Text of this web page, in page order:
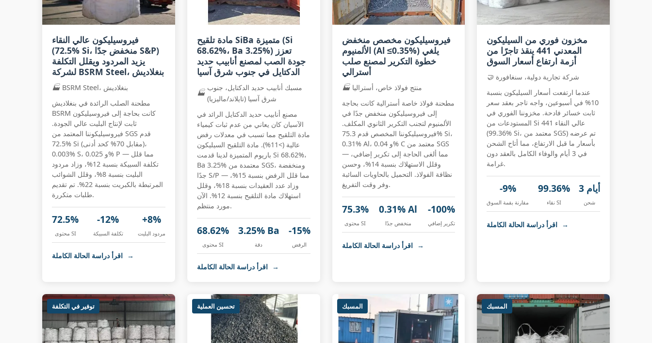
فيروسيليكون عالي النقاء
(72.5% Si، منخفض جدًا S&P)
يزيد المردود ويقلل التكلفة
لشركة BSRM Steel، بنغلاديش
🏭
BSRM Steel، بنغلاديش
مطحنة الصلب الرائدة في بنغلاديش
BSRM كانت بحاجة إلى فيروسيليكون
ثابت لإنتاج البليت عالي الجودة.
فيروسيليكوننا المعتمد من SGS قدم
72.5% Si (مقابل 70% كحد أدنى)،
0.003% S، و 0.025% P — مما قلل
تكلفة السبيكة بنسبة 12%، وزاد مردود
البليت بنسبة 8%، وقلل الشوائب
المرتبطة بالكبريت بنسبة 22%. تم تقديم
طلبات متكررة.
72.5%
محتوى SI
-12%
تكلفة السبيكة
+8%
مردود البليت
→
مادة تلقيح SiBa متميزة (Si
68.62%، Ba 3.25%) تعزز
جودة الصب لمصنع أنابيب حديد
الدكتايل في جنوب شرق آسيا
🏭
مسبك أنابيب حديد الدكتايل، جنوب
شرق آسيا (تايلاند/ماليزيا)
مصنع أنابيب حديد الدكتايل الرائد في
الآسيان كان يعاني من عدم ثبات كيمياء
مادة التلقيح مما تسبب في معدلات رفض
عالية (>11%). مادة التلقيح السيليكون
باريوم المتميزة لدينا قدمت Si 68.62%،
Ba 3.25% معتمدة من SGS، ومنخفضة
جدًا S/P — مما قلل الرفض بنسبة 15%،
وزاد عدد العقيدات بنسبة 18%، وقلل
استهلاك مادة التلقيح بنسبة 12%. الآن
مورد منتظم.
68.62%
محتوى SI
3.25% Ba
دقة
-15%
الرفض
اقرأ دراسة الحالة الكاملة →
فيروسيليكون مخصص منخفض
الألمنيوم (Al ≤0.35%) يلغي
خطوة التكرير لمصنع صلب
أسترالي
🏭 منتج فولاذ خاص، أستراليا
مطحنة فولاذ خاصة أسترالية كانت بحاجة
إلى فيروسيليكون منخفض جدًا في
الألمنيوم لتجنب التكرير الثانوي المكلف.
فيروسيليكوننا المخصص قدم 75.3% Si،
0.31% Al، و 0.04% C معتمد من SGS
— مما ألغى الحاجة إلى تكرير إضافي،
وقلل الاستهلاك بنسبة 14%، وحسن
نظافة الفولاذ. التحميل بالحاويات السائبة
وفر وقت التفريغ.
75.3%
محتوى SI
0.31% Al
منخفض جدًا
-100%
تكرير إضافي
اقرأ دراسة الحالة الكاملة →
مخزون فوري من السيليكون
المعدني 441 ينقذ تاجرًا من
أزمة ارتفاع أسعار السوق
🤝 شركة تجارية دولية، سنغافورة
عندما ارتفعت أسعار السيليكون بنسبة
10% في أسبوعين، واجه تاجر بعقد سعر
ثابت خسائر فادحة. مخزوننا الفوري في
المستودعات من Si 441 عالي النقاء
(99.36% Si، معتمد من SGS) تم عرضه
بأسعار ما قبل الارتفاع، مما أتاح الشحن
في 3 أيام والوفاء الكامل بالعقد دون
غرامة.
-9%
مقارنة بقمة السوق
99.36%
نقاء SI
3 أيام
شحن
→
توفير في التكلفة تحسين العملية المسبك المسبك